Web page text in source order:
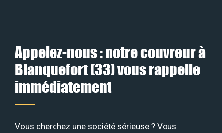
Appelez-nous : notre couvreur à
Blanquefort (33) vous rappelle
immédiatement
Vous cherchez une société sérieuse ? Vous